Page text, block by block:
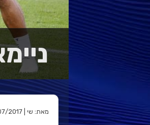
מאת: שי | 29/07/2017 | קטגוריה: